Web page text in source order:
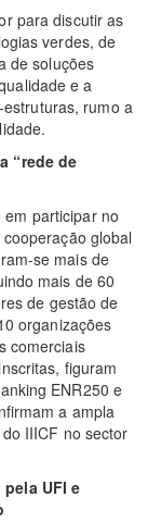
para discutir as
verdes, de
de soluções
e a
rumo a
“rede de
participar no
global
se mais de
mais de 60
de gestão de
organizações
comerciais
figuram
ENR250 e
a ampla
IIICF no sector
UFI e